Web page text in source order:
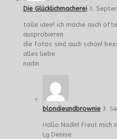
Die Glücklichmacherei 3.
tolle idee! ich mache auch
ausprobieren.
die fotos sind auch schön!
alles liebe
nadin
blondieundbrownie 3.
Hallo Nadin! Freut
Lg Denise